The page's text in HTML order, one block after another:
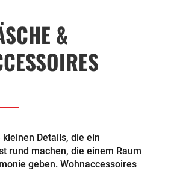
&
Details, die ein
rund machen, die einem Raum
geben. Wohnaccessoires